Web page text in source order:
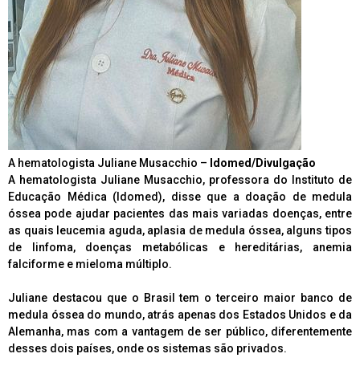
A hematologista Juliane Musacchio – Idomed/Divulgação
A hematologista Juliane Musacchio, professora do Instituto de
Educação Médica (Idomed), disse que a doação de medula
óssea pode ajudar pacientes das mais variadas doenças, entre
as quais leucemia aguda, aplasia de medula óssea, alguns tipos
de linfoma, doenças metabólicas e hereditárias, anemia
falciforme e mieloma múltiplo.
Juliane destacou que o Brasil tem o terceiro maior banco de
medula óssea do mundo, atrás apenas dos Estados Unidos e da
Alemanha, mas com a vantagem de ser público, diferentemente
desses dois países, onde os sistemas são privados.